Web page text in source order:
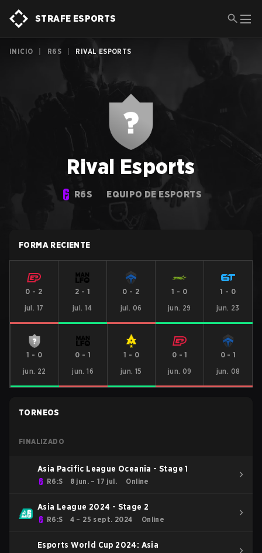
STRAFE ESPORTS
INICIO R6S RIVAL ESPORTS
Rival Esports
R6S EQUIPO DE ESPORTS
FORMA RECIENTE
0 - 2
jul. 17
2 - 1
jul. 14
0 - 2
jul. 06
1 - 0
jun. 29
1 - 0
jun. 23
1 - 0
jun. 22
0 - 1
jun. 16
1 - 0
jun. 15
0 -1
jun. 09
0-1
jun. 08
TORNEOS
FINALIZADO
Asia Pacific League Oceania - Stage 1
R6:S 8 jun. – 17 jul. Online
Asia League 2024 - Stage 2
R6:S 4 – 25 sept. 2024 Online
Esports World Cup 2024: Asia